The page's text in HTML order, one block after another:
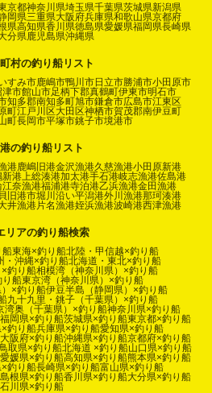
京都神奈川県埼玉県千葉県茨城県新潟県
岡県三重県大阪府兵庫県和歌山県京都府
県高知県香川県徳島県愛媛県福岡県長崎県
分県鹿児島県沖縄県
村の釣り船リスト
すみ市鹿嶋市鴨川市日立市勝浦市小田原市
津市館山市足柄下郡真鶴町伊東市明石市
知多郡南知多町旭市鎌倉市広島市江東区
町江戸川区大田区神栖市賀茂郡南伊豆町
町長岡市平塚市銚子市境港市
の釣り船リスト
港鹿嶋旧港金沢漁港久慈漁港小田原新港
新港上総湊港加太港手石港岐志漁港佐島港
江奈漁港福浦港寺泊港乙浜漁港金田漁港
旧港市堀川沿い平潟港外川漁港那珂湊港
井漁港片名漁港姪浜漁港波崎港西津漁港
リアの釣り船検索
船東海×釣り船北陸・甲信越×釣り船
・沖縄×釣り船北海道・東北×釣り船
釣り船相模湾（神奈川県）×釣り船
り船東京湾（神奈川県）×釣り船
×釣り船伊豆半島（静岡県）×釣り船
九十九里・銚子（千葉県）×釣り船
湾奥（千葉県）×釣り船神奈川県×釣り船
福岡県×釣り船茨城県×釣り船東京都×釣り船
釣り船兵庫県×釣り船愛知県×釣り船
大阪府×釣り船沖縄県×釣り船京都府×釣り船
取県×釣り船北海道 ×釣り船山口県×釣り船
愛媛県×釣り船高知県×釣り船熊本県×釣り船
釣り船長崎県×釣り船富山県×釣り船
島根県×釣り船香川県×釣り船大分県×釣り船
石川県×釣り船